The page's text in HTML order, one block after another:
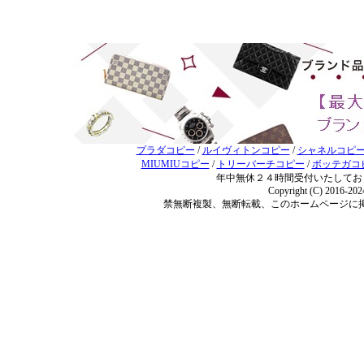
プラダコピー / ルイヴィトンコピー / シャネルコピ
MIUMIUコピー / トリーバーチコピー /ボッテガコ
年中無休２４時間受付いたして
Copyright (C) 2016-
禁無断複製、無断転載、このホームページ